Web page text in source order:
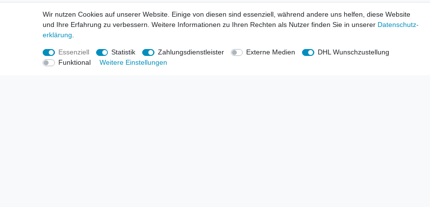
Informationen
Neukunden / New Accounts
Zahlung
Versandkosten
Entsorgungs- & Umweltbestimmungen
Größentabellen
Informationen
Händlerbund - rechtssicher verkaufen
Produkt-Kataloge
Über uns
Wir versenden mit
Wir nutzen Cookies auf unserer Website. Einige von diesen sind essenziell, während andere uns helfen, diese Website
und Ihre Erfahrung zu verbessern. Weitere Informationen zu Ihren Rechten als Nutzer finden Sie in unserer Daten­schutz­
erklärung
Essenziell Statistik Zahlungsdienstleister Externe Medien
DHL Wunschzustellung
Funktional
Weitere Einstellungen